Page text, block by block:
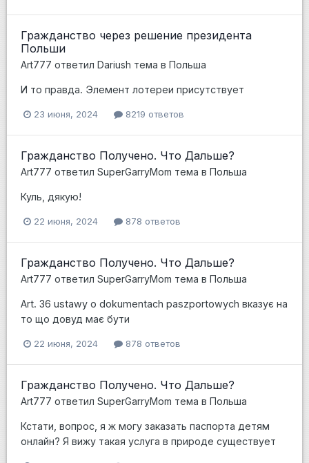
Гражданство через решение президента
Польши
Art777 ответил Dariush тема в Польша
И то правда. Элемент лотереи присутствует
23 июня, 2024 8219 ответов
Гражданство Получено. Что Дальше?
Art777 ответил SuperGarryMom тема в Польша
Куль, дякую!
22 июня, 2024 878 ответов
Гражданство Получено. Что Дальше?
Art777 ответил SuperGarryMom тема в Польша
Art. 36 ustawy o dokumentach paszportowych вказує на
то що довуд має бути
22 июня, 2024 878 ответов
Гражданство Получено. Что Дальше?
Art777 ответил SuperGarryMom тема в Польша
Кстати, вопрос, я ж могу заказать паспорта детям
онлайн? Я вижу такая услуга в природе существует